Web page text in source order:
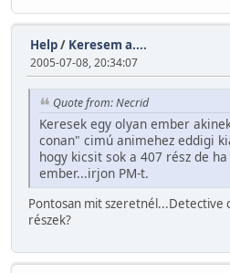
Help/ Keresem a....
2005-07-08, 20:34:07
Quote from: Necrid
Keresek egy olyan ember
conan" cimú animehez eddigi
hogy kicsit sok a 407 rész de
ember...irjon PM-t.
Pontosan mit szeretnél...Detective
részek?